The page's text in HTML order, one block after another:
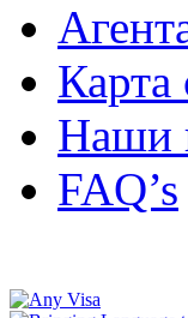
Карта
Наши
FAQ’s